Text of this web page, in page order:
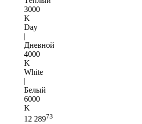
3000
K
Day
|
Дневной
4000
K
White
|
Белый
6000
K
12 28973